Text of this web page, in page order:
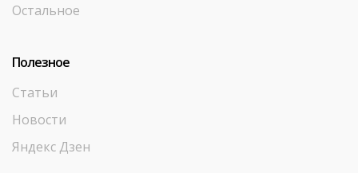
Остальное
Полезное
Статьи
Новости
Яндекс Дзен